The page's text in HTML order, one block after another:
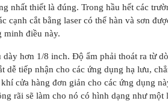
nhất thiết là đúng. Trong hầu hết các
cạnh cắt bằng laser có thể hàn và sơn
minh điều này.
hơn 1/8 inch. Độ ẩm phải thoát ra từ
dễ tiếp nhận cho các ứng dụng hạ lưu,
cửa hàng đơn giản cho các ứng dụng
rãi sẽ làm cho nó có hình dạng như